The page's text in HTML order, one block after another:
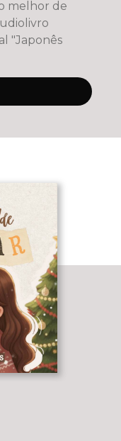
melhor de
"Japonês